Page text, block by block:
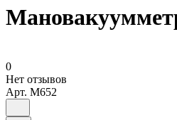
0
Нет отзывов
Арт. M652